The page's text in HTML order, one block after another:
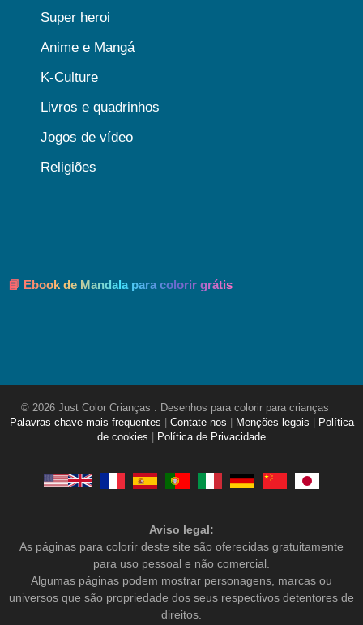
Super heroi
Anime e Mangá
K-Culture
Livros e quadrinhos
Jogos de vídeo
Religiões
📘 Ebook de Mandala para colorir grátis
© 2026 Just Color Crianças : Desenhos para colorir para crianças
Palavras-chave mais frequentes
Contate-nos Menções legais
Política
de cookies
Política de Privacidade
Aviso legal:
As páginas para colorir deste site são oferecidas gratuitamente
para uso pessoal e não comercial.
Algumas páginas podem mostrar personagens, marcas ou
universos que são propriedade dos seus respectivos detentores de
direitos.